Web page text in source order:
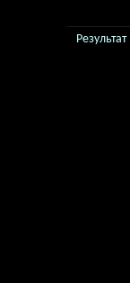
Результат